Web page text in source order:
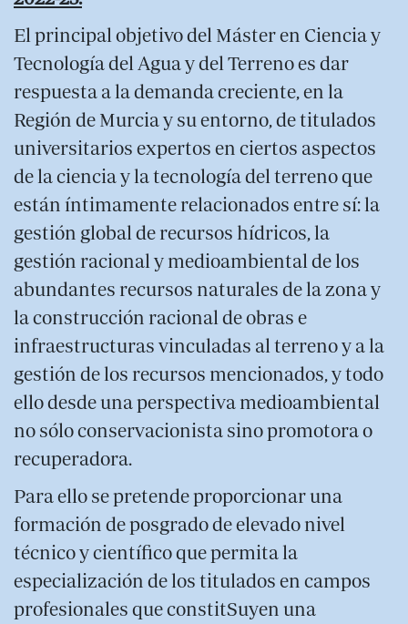
El principal objetivo del Máster en Ciencia y
Tecnología del Agua y del Terreno es dar
respuesta a la demanda creciente, en la
Región de Murcia y su entorno, de titulados
universitarios expertos en ciertos aspectos
de la ciencia y la tecnología del terreno que
están íntimamente relacionados entre sí: la
gestión global de recursos hídricos, la
gestión racional y medioambiental de los
abundantes recursos naturales de la zona y
la construcción racional de obras e
infraestructuras vinculadas al terreno y a la
gestión de los recursos mencionados, y todo
ello desde una perspectiva medioambiental
no sólo conservacionista sino promotora o
recuperadora.
Para ello se pretende proporcionar una
formación de posgrado de elevado nivel
técnico y científico que permita la
especialización de los titulados en campos
profesionales que constitSuyen una